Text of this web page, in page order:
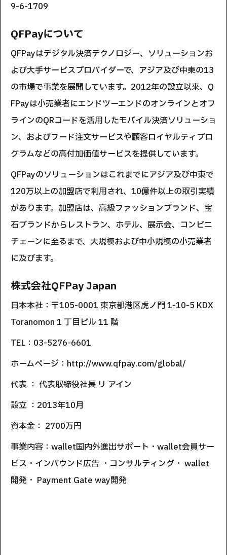
9-6-1709
QFPayについて
QFPayはデジタル決済テクノロジー、ソリューションお
よび大手サービスプロバイダーで、アジア及び中東の13
の市場で事業を展開しています。2012年の設立以来、Q
FPayは小売業者にエンドツーエンドのオンラインとオフ
ラインのQRコードを活用したモバイル決済ソリューショ
ン、およびフード注文サービスや顧客ロイヤルティプロ
グラムなどの高付加価値サービスを提供しています。
QFPayのソリューションはこれまでにアジア及び中東で
120万以上の加盟店で利用され、10億件以上の取引実績
があります。加盟店は、高級ファッションブランド、宝
石ブランドからレストラン、ホテル、展示会、コンビニ
チェーンに至るまで、大規模および中小規模の小売業者
に及びます。
株式会社QFPay Japan
日本本社：〒105-0001 東京都港区虎ノ門 1-10-5 KDX
Toranomon 1 丁目ビル 11 階
TEL：03-5276-6601
ホームページ：http://www.qfpay.com/global/
代表 ： 代表取締役社長 リ アイン
設立 ：2013年10月
資本金： 2700万円
事業内容：wallet国内外進出サポート・wallet会員サー
ビス・インバウンド広告 ・コンサルティング・ wallet
開発・ Payment Gate way開発